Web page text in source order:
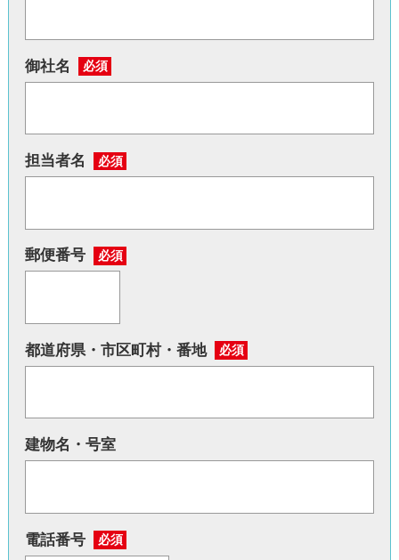
御社名 必須
担当者名 必須
郵便番号 必須
都道府県・市区町村・番地 必須
建物名・号室
電話番号 必須